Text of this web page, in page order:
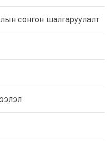
сонгон шалгаруулалт